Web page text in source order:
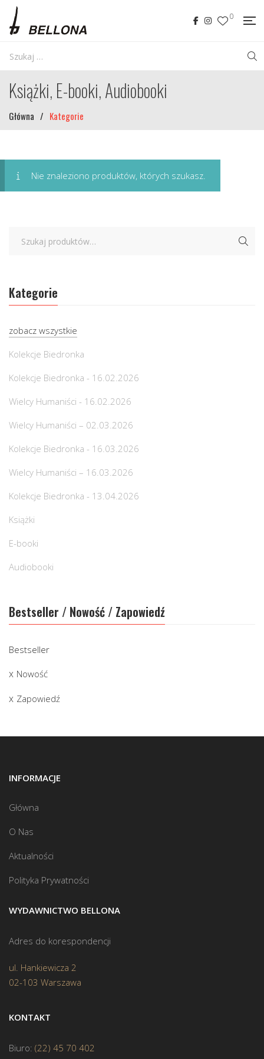
0
Książki, E-booki, Audiobooki
Główna / Kategorie
Nie znaleziono produktów, których szukasz.
Kategorie
zobacz wszystkie
Kolekcje Biedronka
Kolekcje Biedronka - 16.02.2026
Wielcy Humaniści - 16.02.2026
Wielcy Humaniści – 02.03.2026
Kolekcje Biedronka - 16.03.2026
Wielcy Humaniści – 16.03.2026
Kolekcje Biedronka - 13.04.2026
Książki
E-booki
Audiobooki
Bestseller / Nowość / Zapowiedź
Bestseller
Nowość
Zapowiedź
INFORMACJE
Główna
O Nas
Aktualności
Polityka Prywatności
WYDAWNICTWO BELLONA
Adres do korespondencji
ul. Hankiewicza 2
02-103 Warszawa
KONTAKT
Biuro: (22) 45 70 402